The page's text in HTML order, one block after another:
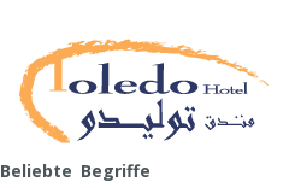
Beliebte Begriffe